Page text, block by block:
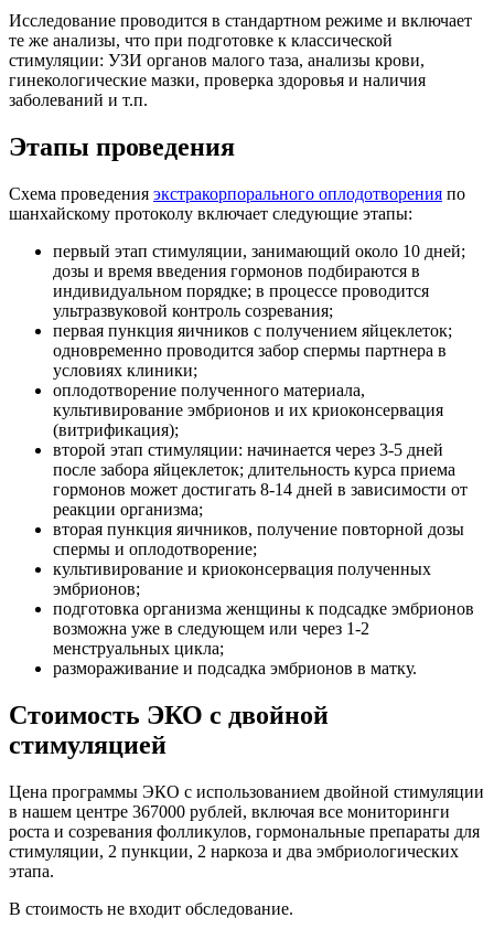
Исследование проводится в стандартном режиме и включает
те же анализы, что при подготовке к классической
стимуляции: УЗИ органов малого таза, анализы крови,
гинекологические мазки, проверка здоровья и наличия
заболеваний и т.п.
Этапы проведения
Схема проведения экстракорпорального оплодотворения по
шанхайскому протоколу включает следующие этапы:
первый этап стимуляции, занимающий около 10 дней;
дозы и время введения гормонов подбираются в
индивидуальном порядке; в процессе проводится
ультразвуковой контроль созревания;
первая пункция яичников с получением яйцеклеток;
одновременно проводится забор спермы партнера в
условиях клиники;
оплодотворение полученного материала,
культивирование эмбрионов и их криоконсервация
(витрификация);
второй этап стимуляции: начинается через 3-5 дней
после забора яйцеклеток; длительность курса приема
гормонов может достигать 8-14 дней в зависимости от
реакции организма;
вторая пункция яичников, получение повторной дозы
спермы и оплодотворение;
культивирование и криоконсервация полученных
эмбрионов;
подготовка организма женщины к подсадке эмбрионов
возможна уже в следующем или через 1-2
менструальных цикла;
размораживание и подсадка эмбрионов в матку.
Стоимость ЭКО с двойной
стимуляцией
Цена программы ЭКО с использованием двойной стимуляции
в нашем центре 367000 рублей, включая все мониторинги
роста и созревания фолликулов, гормональные препараты для
стимуляции, 2 пункции, 2 наркоза и два эмбриологических
этапа.
В стоимость не входит обследование.